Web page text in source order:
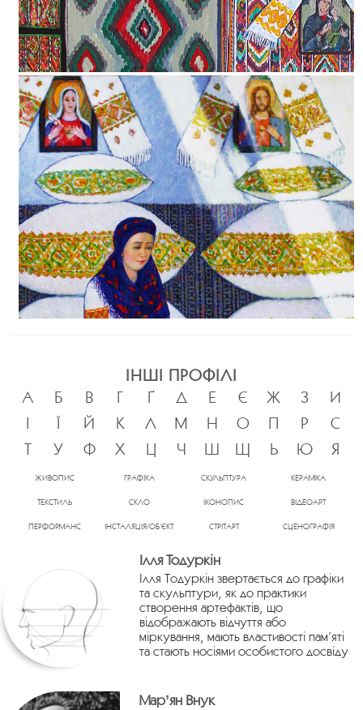
ІНШІ ПРОФІЛІ
А
Б В Г Ґ Д Е Є Ж З
И
І
Ї Й К Л М Н О П Р
С
Т
У Ф Х Ц Ч Ш Щ Ь Ю Я
ЖИВОПИС ГРАФІКА СКУЛЬПТУРА КЕРАМІКА
ТЕКСТИЛЬ СКЛО ІКОНОПИС ВІДЕОАРТ
ПЕРФОРМАНС ІНСТАЛЯЦІЯ/ОБ’ЄКТ СТРІТАРТ СЦЕНОГРАФІЯ
Ілля Тодуркін
Ілля Тодуркін звертається до графіки
та скульптури, як до практики
створення артефактів, що
відображають відчуття або
міркування, мають властивості пам’яті
та стають носіями особистого досвіду
Марʼян Внук